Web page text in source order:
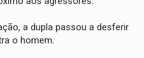
a dupla passou a desferir
o homem.